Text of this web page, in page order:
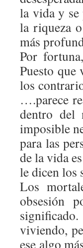
la vida y se
la riqueza
más
Por
Puesto que
los
….parece
dentro del
imposible
para las
de la vida
le dicen los
Los
obsesión
viviendo,
ese algo